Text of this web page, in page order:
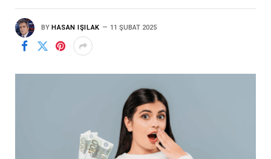
BY HASAN IŞILAK 11 ŞUBAT 2025